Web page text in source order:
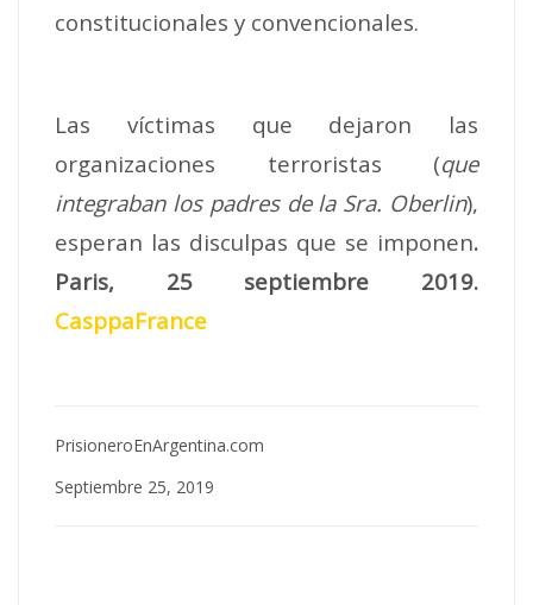
constitucionales y convencionales.
Las víctimas que dejaron las
organizaciones terroristas (que
integraban los padres de la Sra. Oberlin),
esperan las disculpas que se imponen.
Paris, 25 septiembre 2019.
CasppaFrance
PrisioneroEnArgentina.com
Septiembre 25, 2019